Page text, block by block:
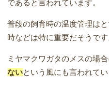
であると言われています。
普段の飼育時の温度管理は
時などは特に重要だそうです
ミヤマクワガタのメスの場
ないという風にも言われてい